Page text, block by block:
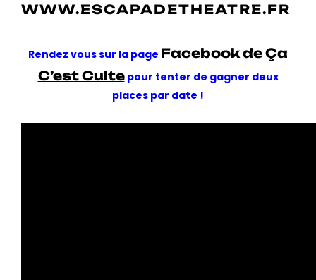
WWW.ESCAPADETHEATRE.FR
Rendez vous sur la page Facebook de Ça
C’est Cultepour tenter de gagner deux
places par date !